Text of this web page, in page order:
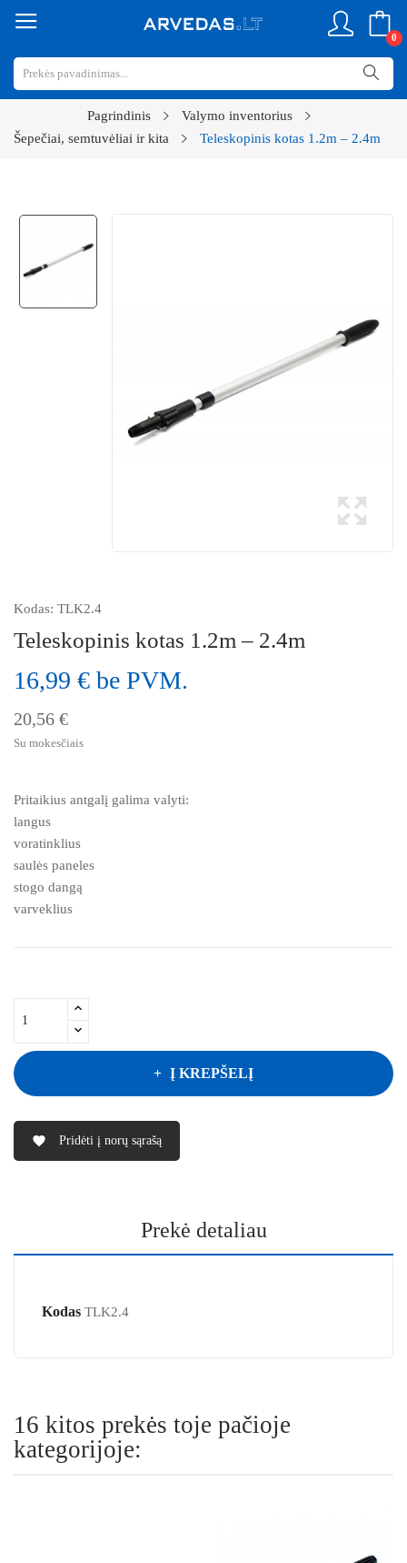
0
Pagrindinis
Valymo inventorius
Šepečiai, semtuvėliai ir kita
Teleskopinis kotas 1.2m – 2.4m
Kodas: TLK2.4
Teleskopinis kotas 1.2m – 2.4m
16,99 € be PVM.
20,56 €
Su mokesčiais
Pritaikius antgalį galima valyti:
langus
voratinklius
saulės paneles
stogo dangą
varveklius
Į KREPŠELĮ
favorite Pridėti į norų sąrašą
Prekė detaliau
Kodas TLK2.4
16 kitos prekės toje pačioje
kategorijoje: